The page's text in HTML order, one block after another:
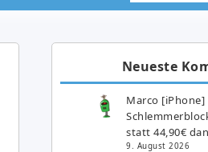
Neueste
Marco [iPhone]
statt 44,90€
9. August 2026